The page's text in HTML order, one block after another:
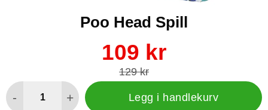
Poo Head Spill
Handle dette produktet, Poo Head Spill
ny pris
109 kr
gammel pris
129 kr
- + Legg i handlekurv